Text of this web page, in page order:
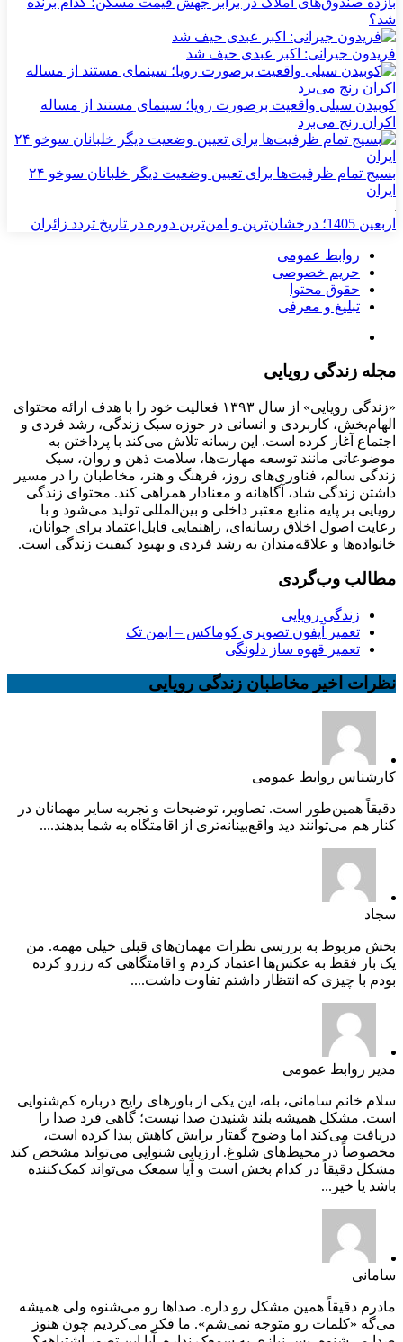
شد؟
فریدون جیرانی: اکبر عبدی حیف شد
کوبیدن سیلی واقعیت برصورت رویا؛ سینمای مستند از مساله
اکران رنج می‌برد
بسیج تمام ظرفیت‌ها برای تعیین وضعیت دیگر خلبانان سوخو ۲۴
ایران
اربعین 1405؛ درخشان‌ترین و امن‌ترین دوره در تاریخ تردد زائران
روابط عمومی
حریم خصوصی
حقوق محتوا
تبلیغ و معرفی
مجله زندگی رویایی
«زندگی رویایی» از سال ۱۳۹۳ فعالیت خود را با هدف ارائه محتوای
الهام‌بخش، کاربردی و انسانی در حوزه سبک زندگی، رشد فردی و
اجتماع آغاز کرده است. این رسانه تلاش می‌کند با پرداختن به
موضوعاتی مانند توسعه مهارت‌ها، سلامت ذهن و روان، سبک
زندگی سالم، فناوری‌های روز، فرهنگ و هنر، مخاطبان را در مسیر
داشتن زندگی شاد، آگاهانه و معنادار همراهی کند. محتوای زندگی
رویایی بر پایه منابع معتبر داخلی و بین‌المللی تولید می‌شود و با
رعایت اصول اخلاق رسانه‌ای، راهنمایی قابل‌اعتماد برای جوانان،
خانواده‌ها و علاقه‌مندان به رشد فردی و بهبود کیفیت زندگی است.
مطالب وب‌گردی
زندگی رویایی
تعمیر آیفون تصویری کوماکس – ایمن تک
تعمیر قهوه ساز دلونگی
نظرات اخیر مخاطبان زندگی رویایی
کارشناس روابط عمومی
دقیقاً همین‌طور است. تصاویر، توضیحات و تجربه سایر مهمانان در
کنار هم می‌توانند دید واقع‌بینانه‌تری از اقامتگاه به شما بدهند....
سجاد
بخش مربوط به بررسی نظرات مهمان‌های قبلی خیلی مهمه. من
یک بار فقط به عکس‌ها اعتماد کردم و اقامتگاهی که رزرو کرده
بودم با چیزی که انتظار داشتم تفاوت داشت....
مدیر روابط عمومی
سلام خانم سامانی، بله، این یکی از باورهای رایج درباره کم‌شنوایی
است. مشکل همیشه بلند شنیدن صدا نیست؛ گاهی فرد صدا را
دریافت می‌کند اما وضوح گفتار برایش کاهش پیدا کرده است،
مخصوصاً در محیط‌های شلوغ. ارزیابی شنوایی می‌تواند مشخص کند
مشکل دقیقاً در کدام بخش است و آیا سمعک می‌تواند کمک‌کننده
باشد یا خیر...
سامانی
مادرم دقیقاً همین مشکل رو داره. صداها رو می‌شنوه ولی همیشه
می‌گه «کلمات رو متوجه نمی‌شم». ما فکر می‌کردیم چون هنوز